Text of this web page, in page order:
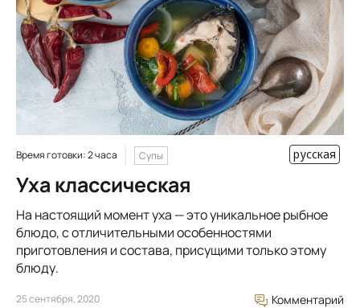
Время готовки: 2 часа Супы русская
Уха классическая
На настоящий момент уха — это уникальное рыбное
блюдо, с отличительными особенностями
приготовления и состава, присущими только этому
блюду.
25 сентября, 2020 Комментарий